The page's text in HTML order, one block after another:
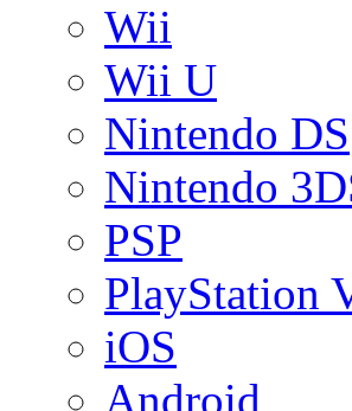
Wii
Wii U
Nintendo DS
Nintendo
PSP
PlayStation
iOS
Android